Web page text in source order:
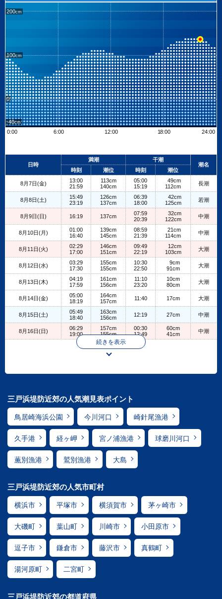
200
100
0
-40
0:00
6:00 12:00 18:00 24:00
+
日時
満潮
干潮
潮名
時刻
潮位 時刻 潮位
8月7日(金)
13:00
21:59
113cm
140cm
05:00
15:19
49cm
112cm
長潮
8月8日(土)
15:49
23:19
126cm
137cm
06:39
18:00
42cm
125cm
若潮
8月9日(日) 16:19 137cm
07:59
20:39
32cm
122cm
中潮
8月10日(月)
01:00
16:40
139cm
145cm
08:59
21:39
21cm
114cm
中潮
8月11日(火)
02:29
17:00
146cm
151cm
09:49
22:19
12cm
103cm
大潮
8月12日(水)
03:29
17:30
155cm
155cm
10:30
22:50
9cm
91cm
大潮
8月13日(木)
04:19
17:59
161cm
156cm
11:10
23:20
10cm
80cm
大潮
8月14日(金)
05:00
18:19
164cm
157cm
11:40 17cm 大潮
8月15日(土)
05:49
18:40
163cm
156cm
12:19 27cm 中潮
8月16日(日)
06:29
19:00
157cm
155cm
00:30
12:49
60cm
41cm
中潮
続きを表示
三戸浜堤防近郊の人気潮見表ポイント
鳥居崎海浜公園 今川河口 崎針尾漁港
久手港 経ヶ岬 宮ノ浦漁港 球磨川河口
薫別漁港 鷲別漁港 大島
三戸浜堤防近郊の人気市町村
横浜市 平塚市 横須賀市 茅ヶ崎市
大磯町 葉山町 川崎市 小田原市
逗子市 鎌倉市 藤沢市 真鶴町
湯河原町 二宮町
三戸浜堤防近郊の都道府県